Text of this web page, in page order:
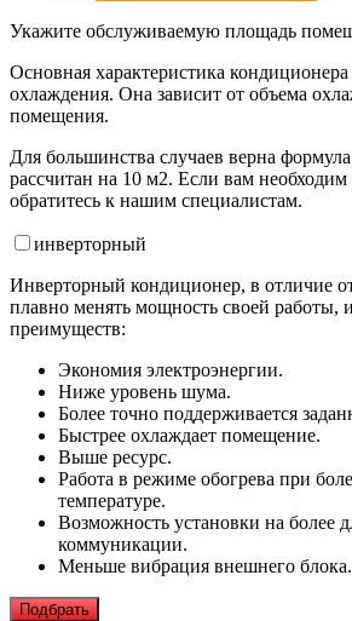
Укажите обслуживаемую площадь
Основная характеристика
охлаждения. Она зависит от объема
помещения.
Для большинства случаев верна
рассчитан на 10 м2. Если вам необходим
обратитесь к нашим специалистам.
инверторный
Инверторный кондиционер, в отличие
плавно менять мощность своей работы,
преимуществ:
Экономия электроэнергии.
Ниже уровень шума.
Более точно поддерживается
Быстрее охлаждает помещение.
Выше ресурс.
Работа в режиме обогрева при
температуре.
Возможность установки на более
коммуникации.
Меньше вибрация внешнего блока.
Подбрать